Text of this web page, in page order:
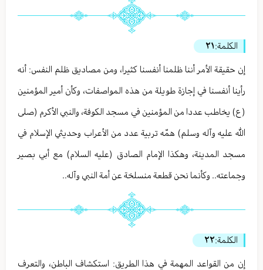
الكلمة:٢١
إن حقيقة الأمر أننا ظلمنا أنفسنا كثيرا، ومن مصاديق ظلم النفس: أنه
رأينا أنفسنا في إجازة طويلة من هذه المواصفات، وكأن أمير المؤمنين
(ع) يخاطب عددا من المؤمنين في مسجد الكوفة، والنبي الأكرم (صلى
الله عليه وآله وسلم) همّه تربية عدد من الأعراب وحديثي الإسلام في
مسجد المدينة، وهكذا الإمام الصادق (عليه السلام) مع أبي بصير
وجماعته.. وكأنما نحن قطعة منسلخة عن أمة النبي وآله..
الكلمة:٢٢
إن من القواعد المهمة في هذا الطريق: استكشاف الباطن، والتعرف